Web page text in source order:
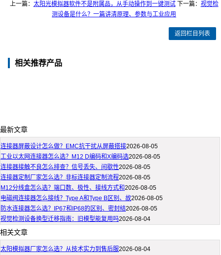
上一篇： 太阳光模拟器软件不是附属品，从手动操作到一键测试下一篇： 视觉检
测设备是什么？一篇讲清原理、参数与工业应用
返回栏目列表
相关推荐产品
最新文章
连接器屏蔽设计怎么做？EMC抗干扰从屏蔽搭接2026-08-05
工业以太网连接器怎么选？M12 D编码和X编码选2026-08-05
连接器接触不良怎么排查？信号丢失、间歇性2026-08-05
连接器定制厂家怎么选？非标连接器定制流程2026-08-05
M12分线盒怎么选？端口数、极性、接线方式和2026-08-05
电磁阀连接器怎么接线？Type A和Type B区别、故2026-08-05
防水连接器怎么选？IP67和IP68的区别、密封结2026-08-05
视觉检测设备换型迁移指南：旧模型能复用吗2026-08-04
相关文章
太阳模拟器厂家怎么选？从技术实力到售后服2026-08-04